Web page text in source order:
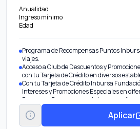
Anualidad
Ingreso mínimo
Edad
Programa de Recompensas Puntos
viajes.
Acceso a Club de Descuentos y
con tu Tarjeta de Crédito en diversos
Con tu Tarjeta de Crédito Inbursa
Intereses y Promociones Especiales en
Programa Recompensas Inbursa, recibe
dólar facturado2, los cuales puedes
Equivalente a un peso por cada 10 puntos
saldo de tu Tarjeta de Crédito Inbursa,
Aplicar